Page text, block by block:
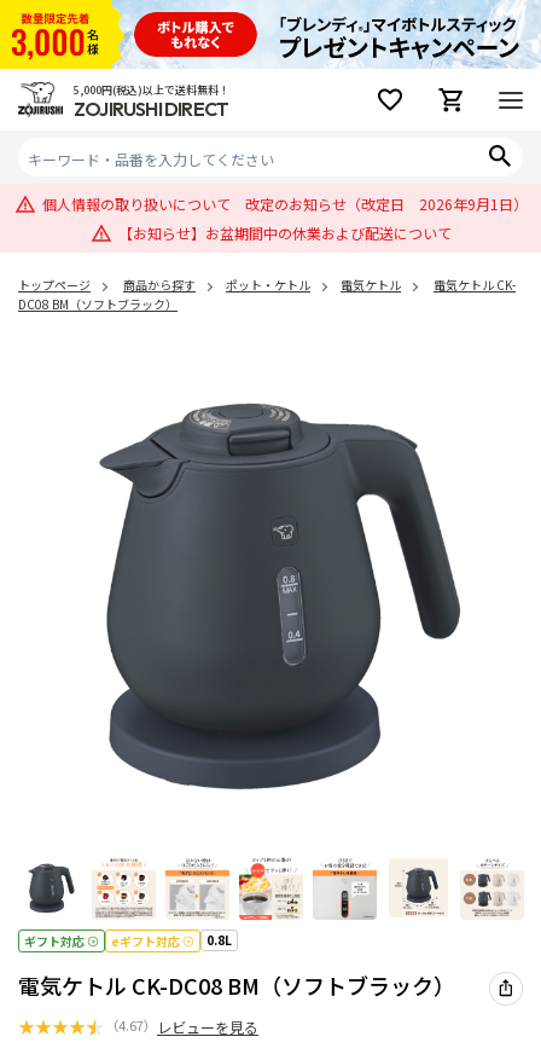
5,000円(税込)以上で送料無料！
ZOJIRUSHI DIRECT
個人情報の取り扱いについて 改定のお知らせ（改定日 2026年9月1日）
【お知らせ】お盆期間中の休業および配送について
トップページ 商品から探す ポット・ケトル 電気ケトル
電気ケトル CK-
DC08 BM（ソフトブラック）
ギフト対応 eギフト対応 0.8L
電気ケトル CK-DC08 BM（ソフトブラック）
★★★★★ （4.67） レビューを見る